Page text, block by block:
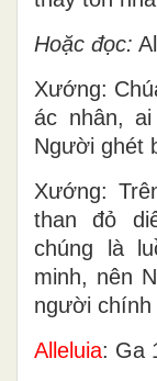
Hoặc đọc:
Xướng:
ác nhân,
Người ghét
Xướng:
than đỏ
chúng là
minh, nên
người chính
Alleluia: Ga